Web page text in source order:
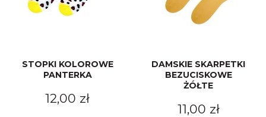
STOPKI KOLOROWE
PANTERKA
12,00 zł
DAMSKIE SKARPETKI
BEZUCISKOWE
ŻÓŁTE
11,00 zł